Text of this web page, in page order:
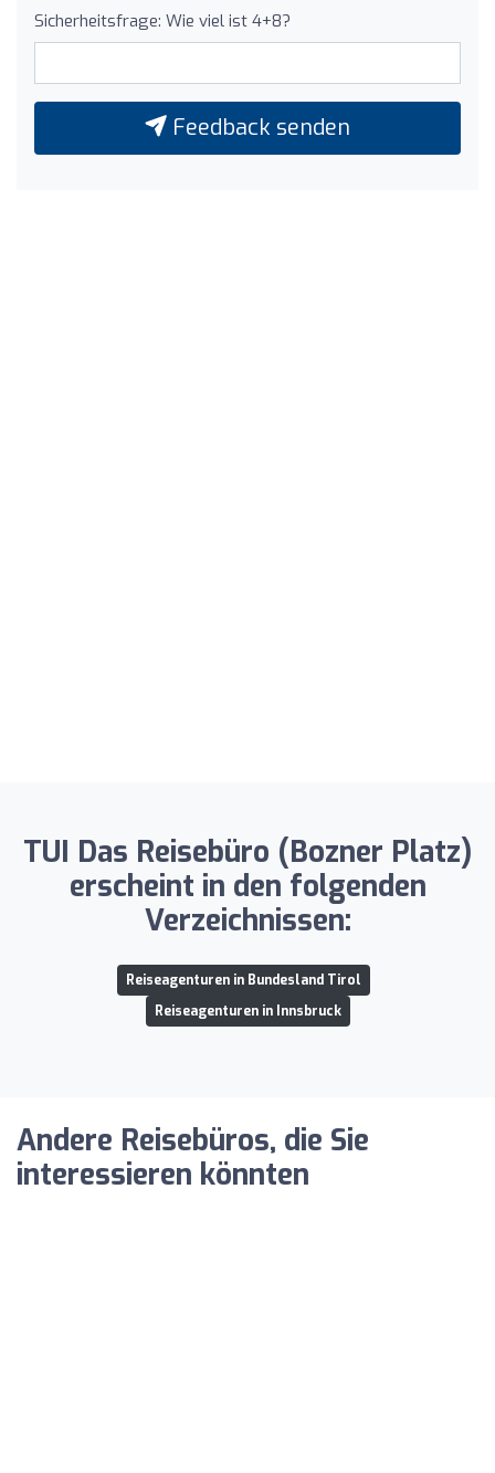
Sicherheitsfrage: Wie viel ist 4+8?
Feedback senden
TUI Das Reisebüro (Bozner Platz)
erscheint in den folgenden
Verzeichnissen:
Reiseagenturen in Bundesland Tirol
Reiseagenturen in Innsbruck
Andere Reisebüros, die Sie
interessieren könnten